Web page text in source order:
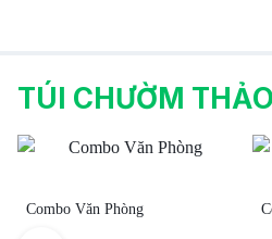
TÚI CHƯỜM
Combo Văn Phòng